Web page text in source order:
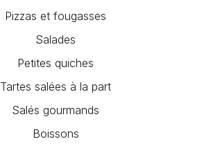
Pizzas et fougasses
Salades
Petites quiches
Tartes salées à la part
Salés gourmands
Boissons